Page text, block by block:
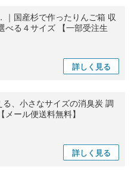
｜国産杉で作ったりんご箱 収
べる４サイズ 【一部受注生
詳しく 見る
る、小さなサイズの消臭炭 調
【メール便送料無料】
詳しく 見る